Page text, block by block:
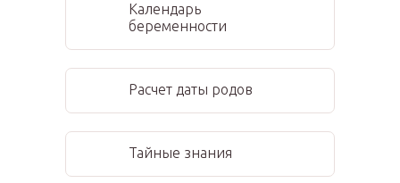
Календарь
беременности
Расчет даты родов
Тайные знания